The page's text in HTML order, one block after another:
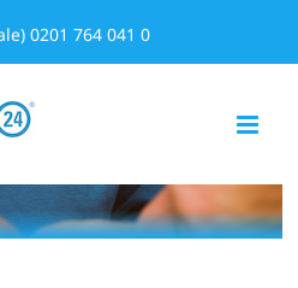
0201 764 041 0